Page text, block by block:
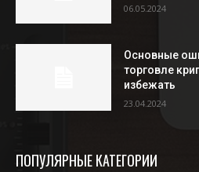
06.05.2024
Основные
торговле
избежать
23.04.2024
ПОПУЛЯРНЫЕ КАТЕГОРИИ